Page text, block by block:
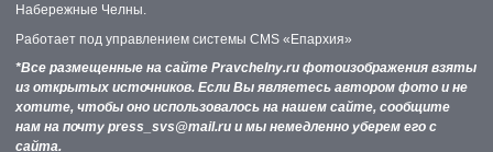
Набережные Челны.
Работает под управлением системы CMS «Епархия»
*Все размещенные на сайте Pravchelny.ru фотоизображения взяты
из открытых источников. Если Вы являетесь автором фото и не
хотите, чтобы оно использовалось на нашем сайте, сообщите
нам на почту press_svs@mail.ru и мы немедленно уберем его с
сайта.